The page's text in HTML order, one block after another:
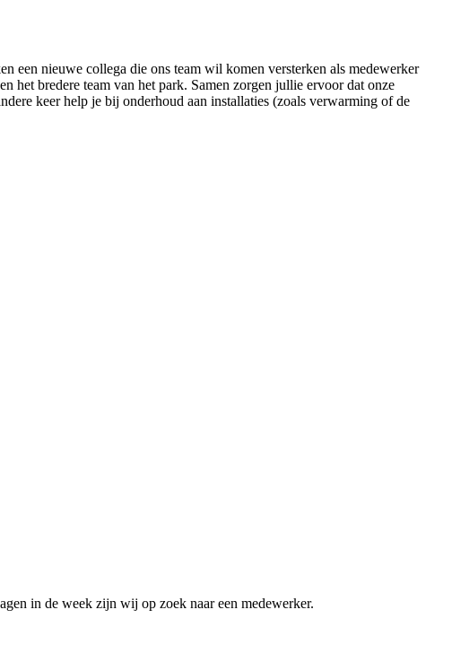
een nieuwe collega die ons team wil komen versterken als medewerker
het bredere team van het park. Samen zorgen jullie ervoor dat onze
keer help je bij onderhoud aan installaties (zoals verwarming of de
in de week zijn wij op zoek naar een medewerker.